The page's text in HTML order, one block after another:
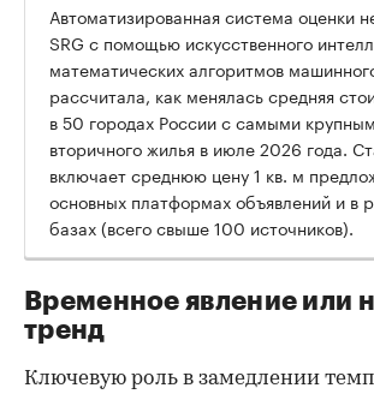
00:00 / 00:00
Автоматизированная система оценки
SRG с помощью искусственного
математических алгоритмов
рассчитала, как менялась средняя
в 50 городах России с самыми
вторичного жилья в июле 2026 года.
включает среднюю цену 1 кв. м
основных платформах объявлений и в
базах (всего свыше 100 источников).
Временное явление или
тренд
Ключевую роль в замедлении